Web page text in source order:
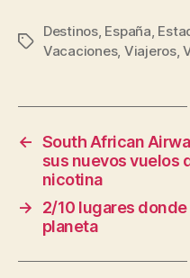
Tags
Destinos, España
Vacaciones, Viajeros,
← South African
sus nuevos vuelos
nicotina
→
2/10 lugares
planeta